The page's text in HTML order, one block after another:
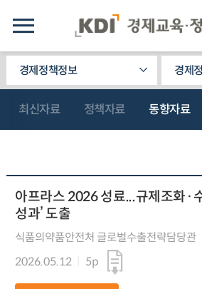
경제정책정보 경제
최신자료 정책자료 동향자료
아프라스 2026 성료...규제조화·
성과’ 도출
식품의약품안전처 글로벌수출전략담당관
2026.05.12
5p